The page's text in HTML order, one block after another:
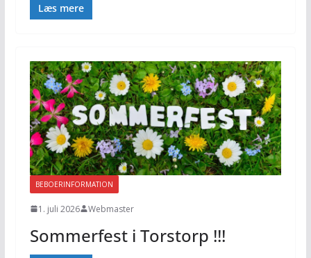
Læs mere
BEBOERINFORMATION
1. juli 2026 Webmaster
Sommerfest i Torstorp !!!